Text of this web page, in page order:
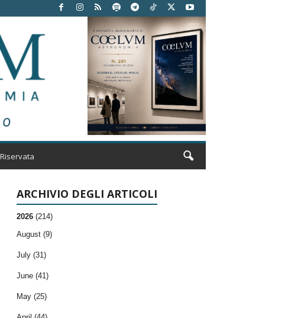
ARCHIVIO DEGLI ARTICOLI
2026 (214)
August (9)
July (31)
June (41)
May (25)